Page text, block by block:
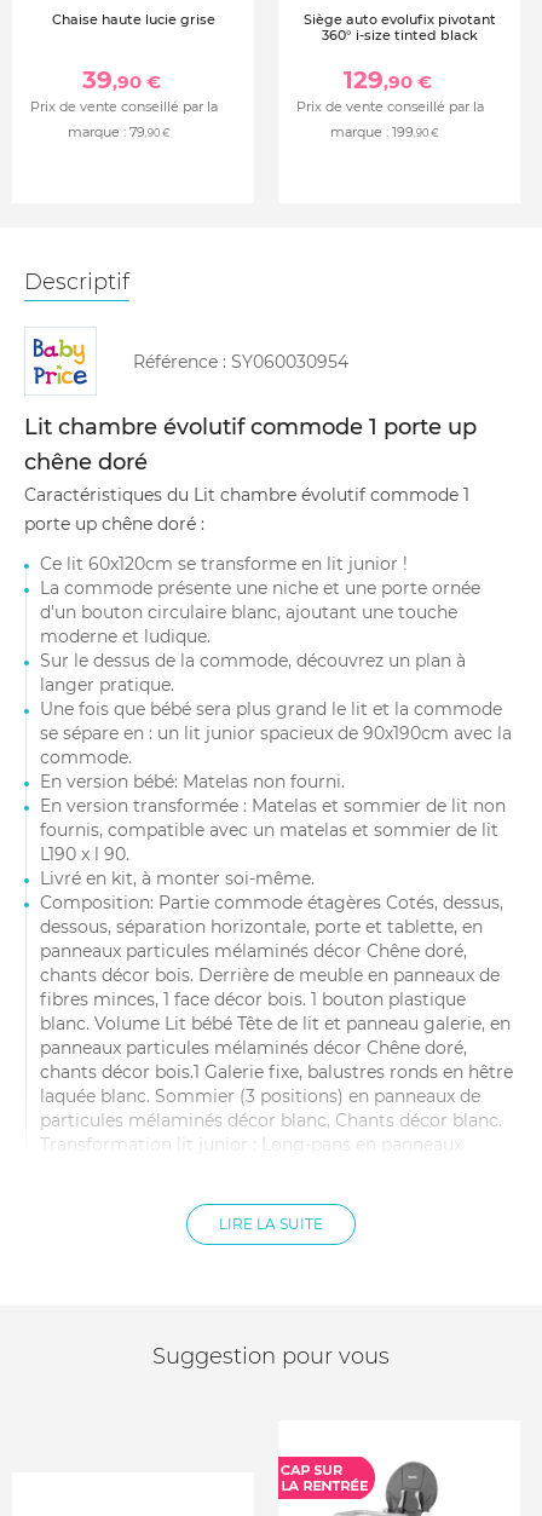
Chaise haute lucie grise
39,90 €
Prix de vente conseillé par la
marque : 79,90 €
Siège auto evolufix pivotant
360° i-size tinted black
129,90 €
Prix de vente conseillé par la
marque : 199,90 €
Descriptif
Référence : SY060030954
Lit chambre évolutif commode 1 porte up
chêne doré
Caractéristiques du Lit chambre évolutif commode 1
porte up chêne doré :
Ce lit 60x120cm se transforme en lit junior !
La commode présente une niche et une porte ornée
d'un bouton circulaire blanc, ajoutant une touche
moderne et ludique.
Sur le dessus de la commode, découvrez un plan à
langer pratique.
Une fois que bébé sera plus grand le lit et la commode
se sépare en : un lit junior spacieux de 90x190cm avec la
commode.
En version bébé: Matelas non fourni.
En version transformée : Matelas et sommier de lit non
fournis, compatible avec un matelas et sommier de lit
L190 x l 90.
Livré en kit, à monter soi-même.
Composition: Partie commode étagères Cotés, dessus,
dessous, séparation horizontale, porte et tablette, en
panneaux particules mélaminés décor Chêne doré,
chants décor bois. Derrière de meuble en panneaux de
fibres minces, 1 face décor bois. 1 bouton plastique
blanc. Volume Lit bébé Tête de lit et panneau galerie, en
panneaux particules mélaminés décor Chêne doré,
chants décor bois.1 Galerie fixe, balustres ronds en hêtre
laquée blanc. Sommier (3 positions) en panneaux de
particules mélaminés décor blanc, Chants décor blanc.
Transformation lit junior : Long-pans en panneaux
Dimensions: 177 x 95 x 66 cm
Normes et qualité : Matelas de lit non fourni, compatible
fournis, compatible avec un matelas et sommier de lit
LIRE LA SUITE
Suggestion pour vous